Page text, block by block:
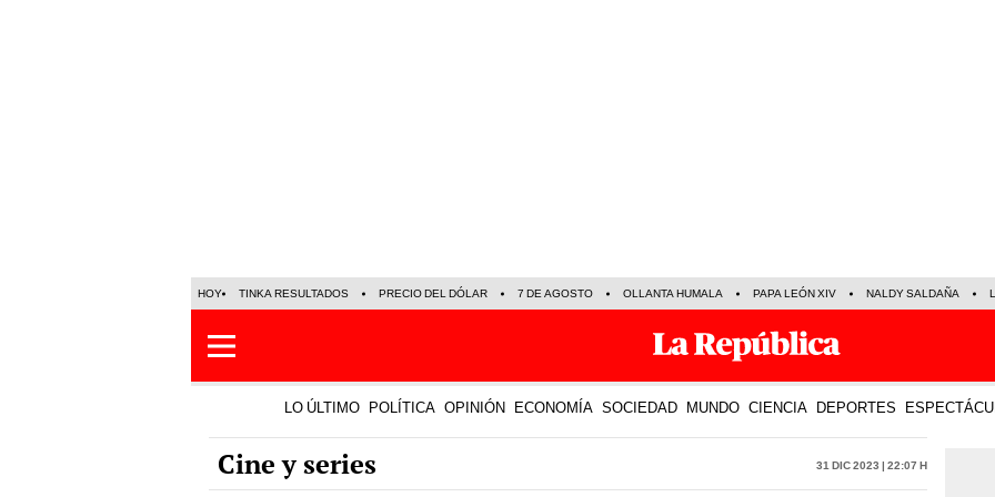
HOY TINKA RESULTADOS PRECIO DEL DÓLAR 7 DE AGOSTO OLLANTA HUMALA PAPA LEÓN XIV NALDY SALDAÑA
LO ÚLTIMO POLÍTICA OPINIÓN ECONOMÍA SOCIEDAD MUNDO CIENCIA DEPORTES
Cine y series 31 Dic 2023 | 22:07 h